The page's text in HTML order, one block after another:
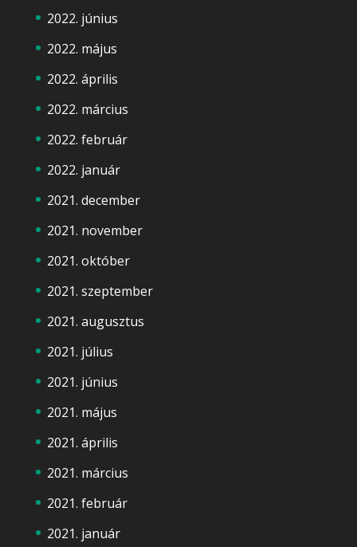
2022. június
2022. május
2022. április
2022. március
2022. február
2022. január
2021. december
2021. november
2021. október
2021. szeptember
2021. augusztus
2021. július
2021. június
2021. május
2021. április
2021. március
2021. február
2021. január